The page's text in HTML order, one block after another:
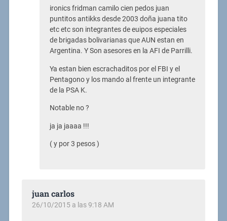
ironics fridman camilo cien pedos juan
puntitos antikks desde 2003 doña juana tito
etc etc son integrantes de euipos especiales
de brigadas bolivarianas que AUN estan en
Argentina. Y Son asesores en la AFI de Parrilli.
Ya estan bien escrachaditos por el FBI y el
Pentagono y los mando al frente un integrante
de la PSA K.
Notable no ?
ja ja jaaaa !!!
( y por 3 pesos )
juan carlos
26/10/2015 a las 9:18 AM